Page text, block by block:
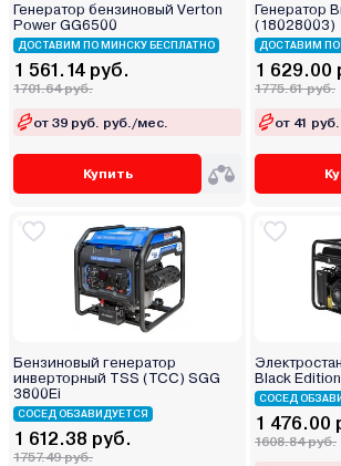
Генератор бензиновый Verton
Power GG6500
ДОСТАВИМ ПО МИНСКУ БЕСПЛАТНО
1 561.14 руб.
1701.64 руб.
от 39 руб. руб./мес.
Купить
Генератор
(18028003)
ДОСТАВИМ ПО
1 629.00
1775.61 руб.
от 41
Бензиновый генератор
инверторный TSS (ТСС) SGG
3800Ei
СОСЕД ОБЗАВИДУЕТСЯ
1 612.38 руб.
1757.49 руб.
Black Edition
СОСЕД
1 476.00
1608.84 руб.